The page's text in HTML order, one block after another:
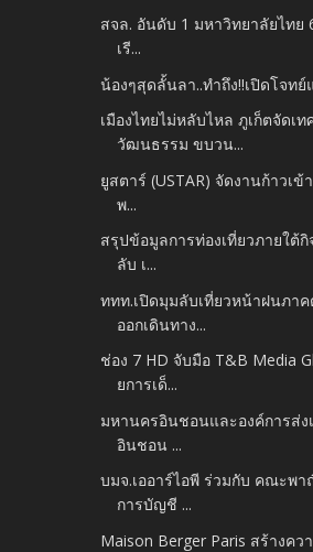
สจล. อันดับ 1 มหาวิทยาลัยไทย
เรี...
น้องๆสุดลั้นลา..ทำถึง!!เปิดโจทย์
เมืองไทยไม่หลับไหล ภูเก็ตจัดเ
วัฒนธรรม ขบวน...
ยูสตาร์ (USTAR) จัดงานก้าวเข้
พ...
สรุปข้อมูลการท่องเที่ยวภายใต้กิ
ลับ เ...
ททท.เปิดมุมลับเที่ยวหน้าฝนภา
ออกเดินทาง...
ช่อง 7 HD จับมือ T&B Media
ยการเด็...
มหานครอินชอนและองค์การส่ง
อินชอน ...
บมจ.เออาร์ไอพี ร่วมกับ คณะพ
การบัญชี ...
Maison Berger Paris สร้างค